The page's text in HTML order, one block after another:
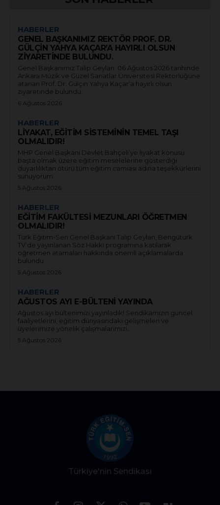
Türkiye'nin Sendikası